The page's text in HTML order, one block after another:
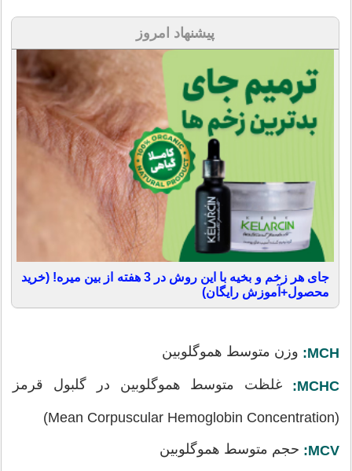
پیشنهاد امروز
جای هر زخم و بخیه با این روش در 3 هفته از بین میره! (خرید
محصول+آموزش رایگان)
MCH: وزن متوسط هموگلوبین
MCHC: غلظت متوسط هموگلوبین در گلبول قرمز
(Mean Corpuscular Hemoglobin Concentration)
MCV: حجم متوسط هموگلوبین